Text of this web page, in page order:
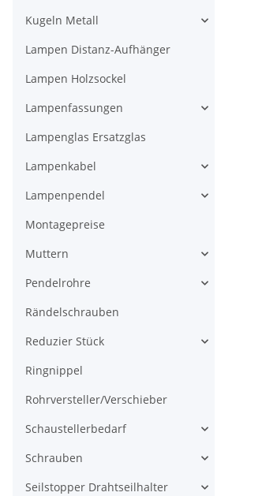
Kugeln Metall
Lampen Distanz-Aufhänger
Lampen Holzsockel
Lampenfassungen
Lampenglas Ersatzglas
Lampenkabel
Lampenpendel
Montagepreise
Muttern
Pendelrohre
Rändelschrauben
Reduzier Stück
Ringnippel
Rohrversteller/Verschieber
Schaustellerbedarf
Schrauben
Seilstopper Drahtseilhalter